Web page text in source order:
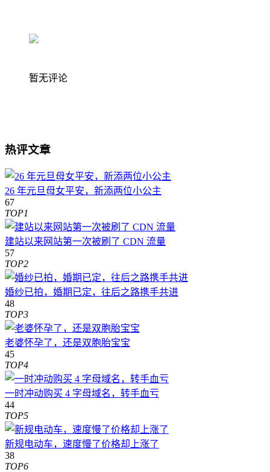
暂无评论
热评文章
26 年元旦母女平安，新添两位小公主
67
TOP1
建站以来网站第一次被刷了 CDN 流量
57
TOP2
婚纱已拍，婚期已定，往后之路携手共进
48
TOP3
老婆怀孕了，还是双胞胎宝宝
45
TOP4
一时冲动购买 4 字母域名，转手血亏
44
TOP5
新规电动车，速度慢了价格却上涨了
38
TOP6